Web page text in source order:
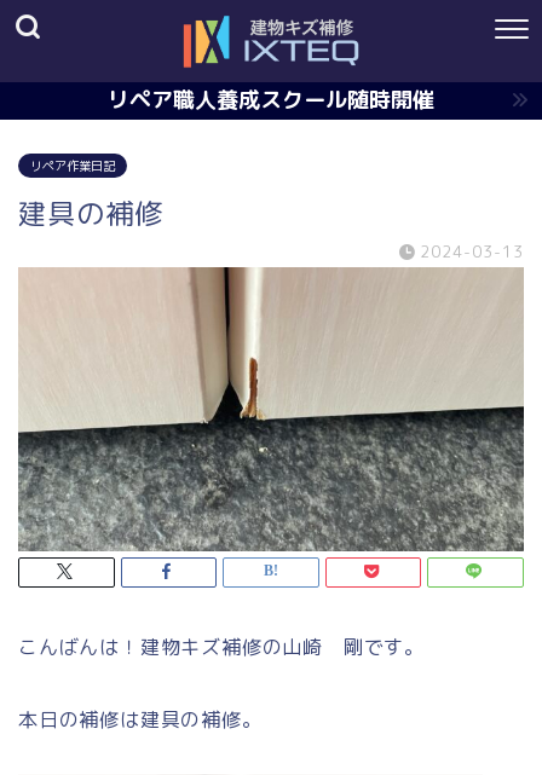
リペア職人養成スクール随時開催
リペア作業日記
建具の補修
2024-03-13
こんばんは！建物キズ補修の山崎 剛です。
本日の補修は建具の補修。